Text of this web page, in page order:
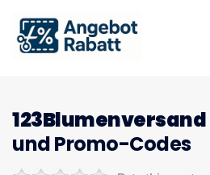
123Blumenversand
und Promo-Codes